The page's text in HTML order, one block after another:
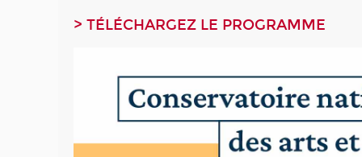
> TÉLÉCHARGEZ LE PROGRAMME